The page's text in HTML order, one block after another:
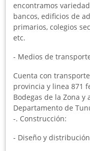
encontramos
bancos, edificios de
primarios, colegios
etc.
- Medios de
Cuenta con
provincia y linea 871
Bodegas de la Zona
Departamento de
-. Construcción:
- Diseño y distribución